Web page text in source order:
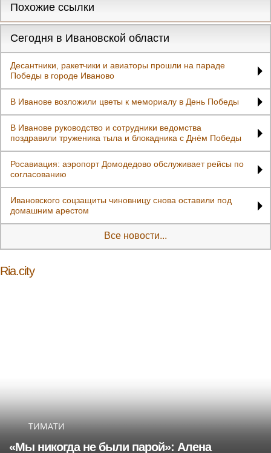
Похожие ссылки
Сегодня в Ивановской области
Десантники, ракетчики и авиаторы прошли на параде
Победы в городе Иваново
В Иванове возложили цветы к мемориалу в День Победы
В Иванове руководство и сотрудники ведомства
поздравили труженика тыла и блокадника с Днём Победы
Росавиация: аэропорт Домодедово обслуживает рейсы по
согласованию
Ивановского соцзащиты чиновницу снова оставили под
домашним арестом
Все новости...
Ria.city
ТИМАТИ
«Мы никогда не были парой»: Алена